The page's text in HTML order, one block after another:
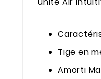
Tige en
Amorti